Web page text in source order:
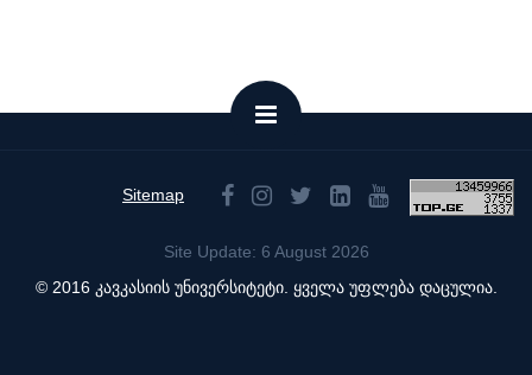
Sitemap
Site Update: 6 August 2026
© 2016 კავკასიის უნივერსიტეტი. ყველა უფლება დაცულია.